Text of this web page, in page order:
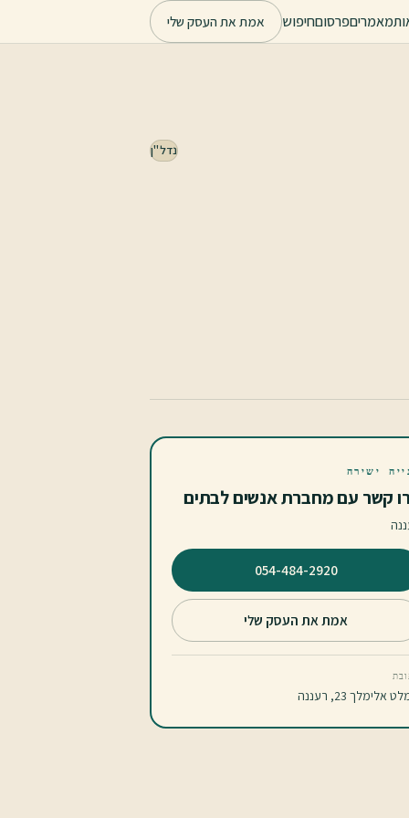
מאמריםפרסוםחיפוש אמת את העסק שלי
נדל"ן
ישירה
קשר עם מחברת אנשים לבתים
⁦054-484-2920⁩
אמת את העסק שלי
אלימלך 23, רעננה